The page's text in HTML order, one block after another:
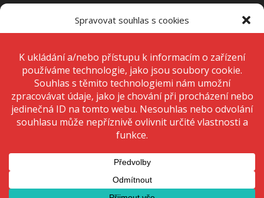
Spravovat souhlas s cookies
technologie, jako jsou soubory cookie. Děláme to, abychom zlepšili
zážitek z prohlížení a zobrazovali personalizované reklamy. Souhlas s
těmito technologiemi nám umožní zpracovávat údaje, jako je chování
při procházení nebo jedinečná ID na tomto webu. Nesouhlas nebo
odvolání souhlasu může nepříznivě ovlivnit určité vlastnosti a funkce.
Přijmout
Odmítnout
Zobrazit předvolby
Pondělí – Pátek7:00 – 15:00
SobotaZavřeno
Neděle Zavřeno
© 2020 Copyright - KRIŽAN - safetyshop